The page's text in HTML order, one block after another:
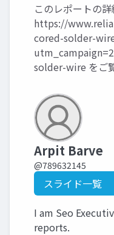
このレポートの詳
https://
cored-solder-
solder-wire をご
Arpit Barve
@789632145
スライド一覧
I am Seo
reports.